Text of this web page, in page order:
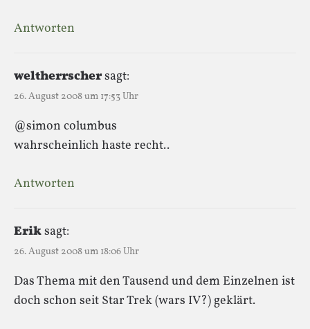
Antworten
weltherrschersagt:
26. August 2008 um 17:53 Uhr
@simon columbus
wahrscheinlich haste recht..
Antworten
Eriksagt:
26. August 2008 um 18:06 Uhr
Das Thema mit den Tausend und dem Einzelnen ist
doch schon seit Star Trek (wars IV?) geklärt.